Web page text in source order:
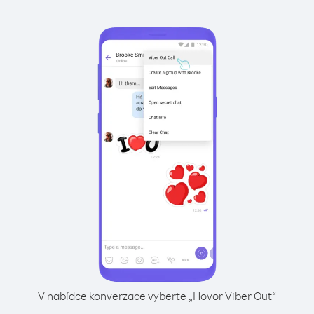
V nabídce konverzace vyberte „Hovor Viber Out“